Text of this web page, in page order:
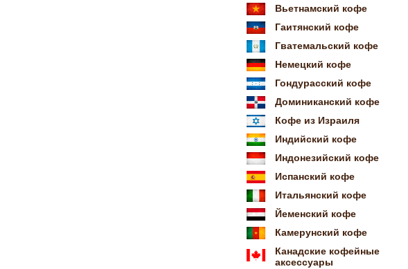
Вьетнамский кофе
Гаитянский кофе
Гватемальский кофе
Немецкий кофе
Гондурасский кофе
Доминиканский кофе
Кофе из Израиля
Индийский кофе
Индонезийский кофе
Испанский кофе
Итальянский кофе
Йеменский кофе
Камерунский кофе
Канадские кофейные
аксессуары